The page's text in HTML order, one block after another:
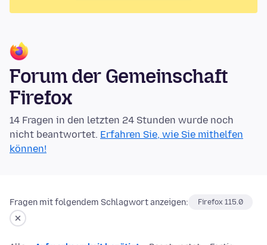
Forum der Gemeinschaft
Firefox
14 Fragen in den letzten 24 Stunden wurde noch
nicht beantwortet. Erfahren Sie, wie Sie mithelfen
können!
Fragen mit folgendem Schlagwort anzeigen: Firefox 115.0